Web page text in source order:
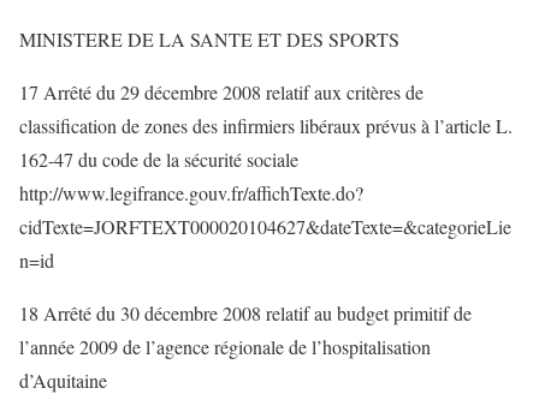
MINISTERE DE LA SANTE ET DES SPORTS
17 Arrêté du 29 décembre 2008 relatif aux critères de
classification de zones des infirmiers libéraux prévus à l’article L.
162-47 du code de la sécurité sociale
http://www.legifrance.gouv.fr/affichTexte.do?
cidTexte=JORFTEXT000020104627&dateTexte=&categorieLie
n=id
18 Arrêté du 30 décembre 2008 relatif au budget primitif de
l’année 2009 de l’agence régionale de l’hospitalisation
d’Aquitaine